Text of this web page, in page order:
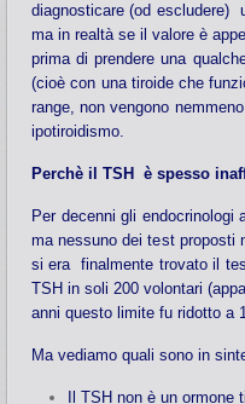
diagnosticare (od escludere)
ma in realtà se il valore è
prima di prendere una
(cioè con una tiroide che
range, non vengono
ipotiroidismo.
Perchè il TSH è spesso
Per decenni gli
ma nessuno dei test proposti
si era finalmente trovato il
TSH in soli 200 volontari
anni questo limite fu ridotto a
Ma vediamo quali sono in
Il TSH non è un